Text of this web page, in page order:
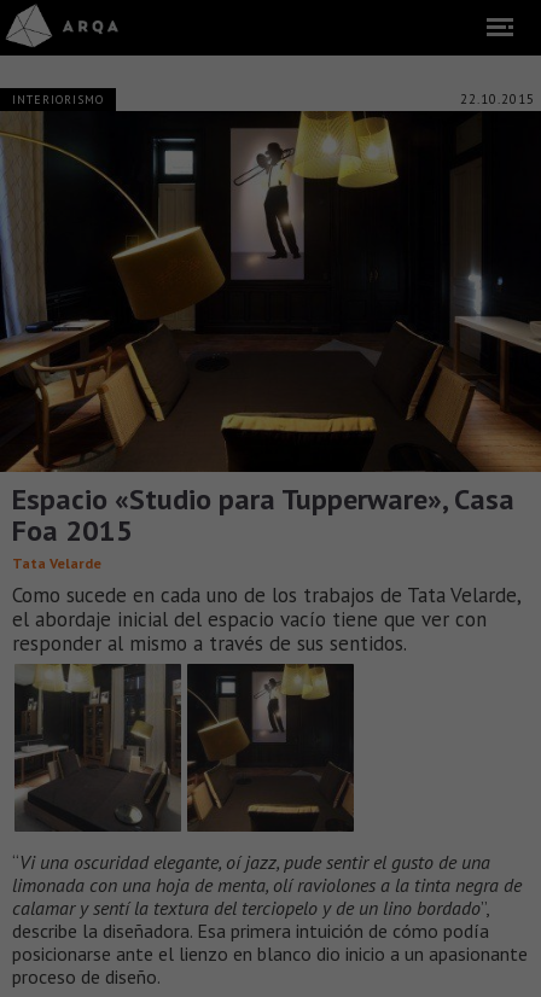
INTERIORISMO 22.10.2015
Espacio «Studio para Tupperware», Casa
Foa 2015
Tata Velarde
Como sucede en cada uno de los trabajos de Tata Velarde,
el abordaje inicial del espacio vacío tiene que ver con
responder al mismo a través de sus sentidos.
“Vi una oscuridad elegante, oí jazz, pude sentir el gusto de una
limonada con una hoja de menta, olí raviolones a la tinta negra de
calamar y sentí la textura del terciopelo y de un lino bordado”,
describe la diseñadora. Esa primera intuición de cómo podía
posicionarse ante el lienzo en blanco dio inicio a un apasionante
proceso de diseño.